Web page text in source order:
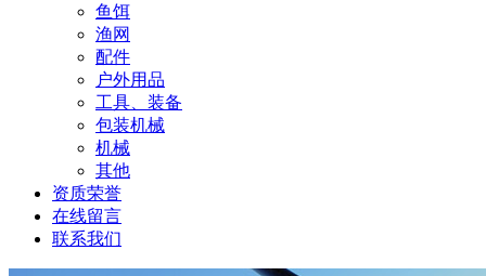
鱼饵
渔网
配件
户外用品
工具、装备
包装机械
机械
其他
资质荣誉
在线留言
联系我们